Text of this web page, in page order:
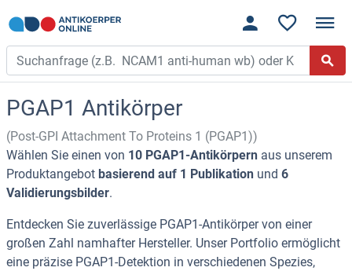
PGAP1 Antikörper
(Post-GPI Attachment To Proteins 1 (PGAP1))
Wählen Sie einen von 10 PGAP1-Antikörpern aus unserem
Produktangebot basierend auf 1 Publikation und 6
Validierungsbilder.
Entdecken Sie zuverlässige PGAP1-Antikörper von einer
großen Zahl namhafter Hersteller. Unser Portfolio ermöglicht
eine präzise PGAP1-Detektion in verschiedenen Spezies,